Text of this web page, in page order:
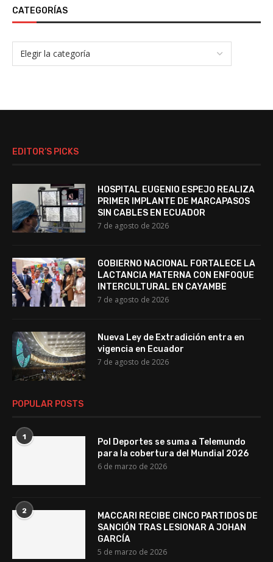
CATEGORÍAS
EDITOR’S PICKS
HOSPITAL EUGENIO ESPEJO REALIZA
PRIMER IMPLANTE DE MARCAPASOS
SIN CABLES EN ECUADOR
7 de agosto de 2026
GOBIERNO NACIONAL FORTALECE LA
LACTANCIA MATERNA CON ENFOQUE
INTERCULTURAL EN CAYAMBE
7 de agosto de 2026
Nueva Ley de Extradición entra en
vigencia en Ecuador
7 de agosto de 2026
POPULAR POSTS
1
Pol Deportes se suma a Telemundo
para la cobertura del Mundial 2026
6 de marzo de 2026
2
MACCARI RECIBE CINCO PARTIDOS DE
SANCIÓN TRAS LESIONAR A JOHAN
GARCÍA
5 de marzo de 2026